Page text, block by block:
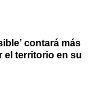
contará más
el territorio en su